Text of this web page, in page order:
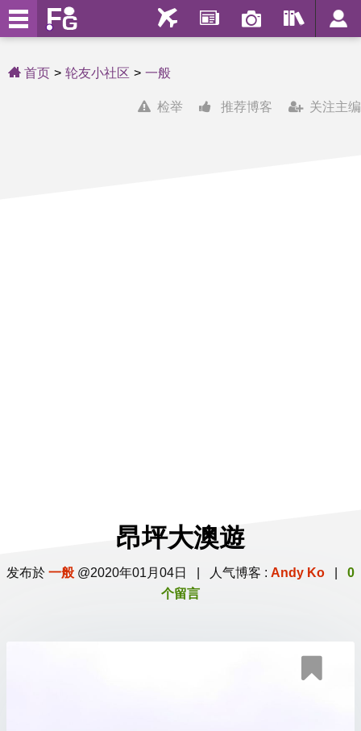
首页 轮友小社区 一般
关注主编
推荐博客
检举
昂坪大澳遊
发布於 一般 @2020年01月04日 | 人气博客 : Andy Ko
0
个留言